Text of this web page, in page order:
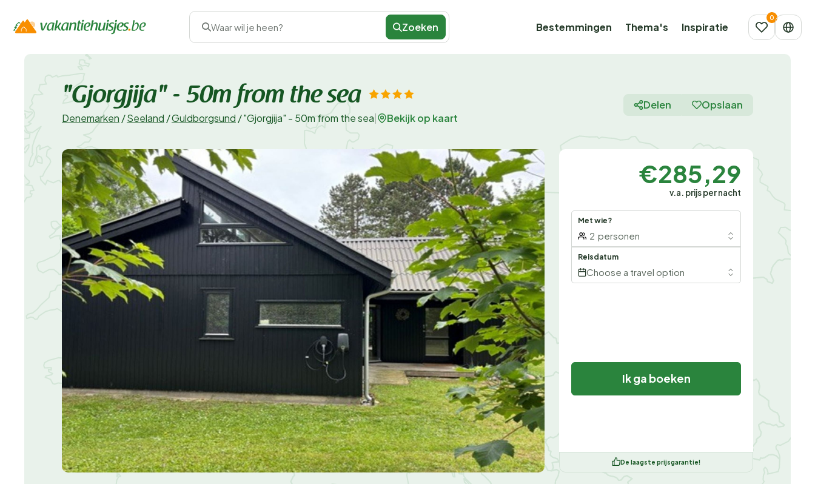
Waar wil je heen? Zoeken Bestemmingen Thema's Inspiratie
"Gjorgjija" - 50m from the sea
Denemarken /Seeland /Guldborgsund /"Gjorgjija" - 50m from the sea Bekijk op kaart
Delen Opslaan
€285,29
v.a. prijs per nacht
Met wie?
2 personen
Reisdatum
Choose a travel option
Ik ga boeken
De laagste prijsgarantie!